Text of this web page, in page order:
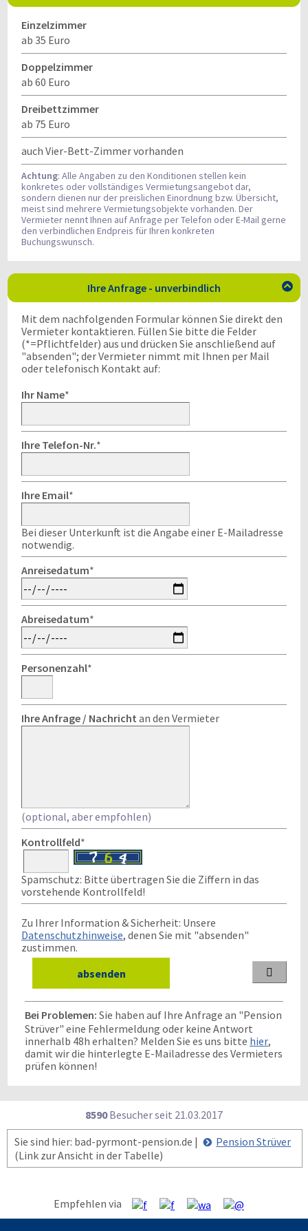
Einzelzimmer
ab 35 Euro
Doppelzimmer
ab 60 Euro
Dreibettzimmer
ab 75 Euro
auch Vier-Bett-Zimmer vorhanden
Achtung: Alle Angaben zu den Konditionen stellen kein
konkretes oder vollständiges Vermietungsangebot dar,
sondern dienen nur der preislichen Einordnung bzw. Übersicht,
meist sind mehrere Vermietungsobjekte vorhanden. Der
Vermieter nennt Ihnen auf Anfrage per Telefon oder E-Mail gerne
den verbindlichen Endpreis für Ihren konkreten
Buchungswunsch.
Ihre Anfrage - unverbindlich 
Mit dem nachfolgenden Formular können Sie direkt den
Vermieter kontaktieren. Füllen Sie bitte die Felder
(*=Pflichtfelder) aus und drücken Sie anschließend auf
"absenden"; der Vermieter nimmt mit Ihnen per Mail
oder telefonisch Kontakt auf:
Ihr Name*
Ihre Telefon-Nr.*
Ihre Email*
Bei dieser Unterkunft ist die Angabe einer E-Mailadresse
notwendig.
Anreisedatum*
Abreisedatum*
Personenzahl*
Ihre Anfrage / Nachricht an den Vermieter
(optional, aber empfohlen)
Kontrollfeld*
Spamschutz: Bitte übertragen Sie die Ziffern in das
vorstehende Kontrollfeld!
Zu Ihrer Information & Sicherheit: Unsere
Datenschutzhinweise, denen Sie mit "absenden"
zustimmen.

Bei Problemen: Sie haben auf Ihre Anfrage an "Pension
Strüver" eine Fehlermeldung oder keine Antwort
innerhalb 48h erhalten? Melden Sie es uns bitte hier,
damit wir die hinterlegte E-Mailadresse des Vermieters
prüfen können!
8590Besucher seit 21.03.2017
Sie sind hier: bad-pyrmont-pension.de |
Pension Strüver
(Link zur Ansicht in der Tabelle)
Empfehlen via